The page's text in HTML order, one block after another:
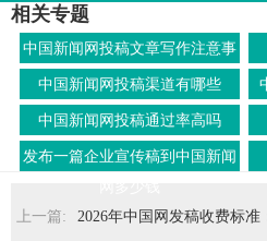
相关专题
中国新闻网投稿文章写作注意事
项
中国新闻网投稿渠道有哪些
中国新闻网投稿通过率高吗
发布一篇企业宣传稿到中国新闻
上一篇: 2026年中国网发稿收费标